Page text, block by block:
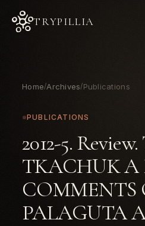
TRYPILLIA
Home/Archives/Publications
PUBLICATIONS
2012-5. Review.
TKACHUK A
COMMENTS
PALAGUTA